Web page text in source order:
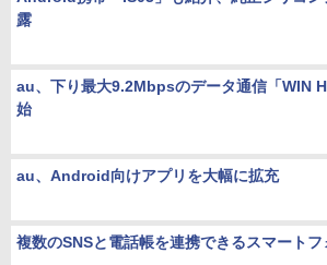
露
au、下り最大9.2Mbpsのデータ通信「WIN
始
au、Android向けアプリを大幅に拡充
複数のSNSと電話帳を連携できるスマートフ